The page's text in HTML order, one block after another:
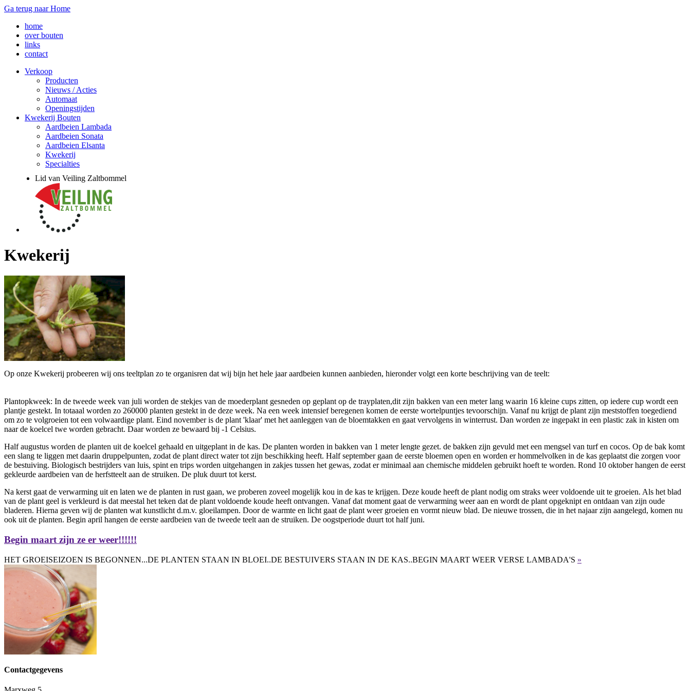
Ga terug naar Home
home
over bouten
links
contact
Verkoop
Producten
Nieuws / Acties
Automaat
Openingstijden
Kwekerij Bouten
Aardbeien Lambada
Aardbeien Sonata
Aardbeien Elsanta
Kwekerij
Specialties
Lid van Veiling Zaltbommel
Kwekerij
Op onze Kwekerij probeeren wij ons teeltplan zo te organisren dat wij bijn het hele jaar aardbeien kunnen aanbieden, hieronder volgt een korte beschrijving van de teelt:
Plantopkweek: In de tweede week van juli worden de stekjes van de moederplant gesneden op geplant op de trayplaten,dit zijn bakken van een meter lang waarin 16 kleine cups zitten, op iedere cup wordt een
plantje gestekt. In totaaal worden zo 260000 planten gestekt in de deze week. Na een week intensief beregenen komen de eerste wortelpuntjes tevoorschijn. Vanaf nu krijgt de plant zijn meststoffen toegediend
om zo te volgroeien tot een volwaardige plant. Eind november is de plant 'klaar' met het aanleggen van de bloemtakken en gaat vervolgens in winterrust. Dan worden ze ingepakt in een plastic zak in kisten om
naar de koelcel twe worden gebracht. Daar worden ze bewaard bij -1 Celsius.
Half augustus worden de planten uit de koelcel gehaald en uitgeplant in de kas. De planten worden in bakken van 1 meter lengte gezet. de bakken zijn gevuld met een mengsel van turf en cocos. Op de bak komt
een slang te liggen met daarin druppelpunten, zodat de plant direct water tot zijn beschikking heeft. Half september gaan de eerste bloemen open en worden er hommelvolken in de kas geplaatst die zorgen voor
de bestuiving. Biologisch bestrijders van luis, spint en trips worden uitgehangen in zakjes tussen het gewas, zodat er minimaal aan chemische middelen gebruikt hoeft te worden. Rond 10 oktober hangen de eerst
gekleurde aardbeien van de herfstteelt aan de struiken. De pluk duurt tot kerst.
Na kerst gaat de verwarming uit en laten we de planten in rust gaan, we proberen zoveel mogelijk kou in de kas te krijgen. Deze koude heeft de plant nodig om straks weer voldoende uit te groeien. Als het blad
van de plant geel is verkleurd is dat meestal het teken dat de plant voldoende koude heeft ontvangen. Vanaf dat moment gaat de verwarming weer aan en wordt de plant opgeknipt en ontdaan van zijn oude
bladeren. Hierna geven wij de planten wat kunstlicht d.m.v. gloeilampen. Door de warmte en licht gaat de plant weer groeien en vormt nieuw blad. De nieuwe trossen, die in het najaar zijn aangelegd, komen nu
ook uit de planten. Begin april hangen de eerste aardbeien van de tweede teelt aan de struiken. De oogstperiode duurt tot half juni.
Begin maart zijn ze er weer!!!!!!
HET GROEISEIZOEN IS BEGONNEN...DE PLANTEN STAAN IN BLOEI..DE BESTUIVERS STAAN IN DE KAS..BEGIN MAART WEER VERSE LAMBADA'S »
Contactgegevens